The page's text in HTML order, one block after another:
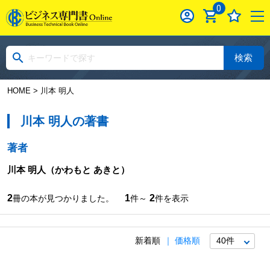
0
検索
HOME> 川本 明人
川本 明人の著書
著者
川本 明人 （かわもと あきと）
2冊の本が見つかりました。 1件～ 2件を表示
新着順 価格順